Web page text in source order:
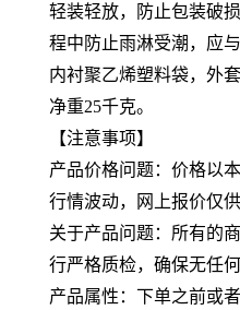
轻装轻放，防止包装破
程中防止雨淋受潮，应
内衬聚乙烯塑料袋，外
净重25千克。
【注意事项】
产品价格问题：价格以
行情波动，网上报价仅供
关于产品问题：所有的
行严格质检，确保无任
产品属性：下单之前或